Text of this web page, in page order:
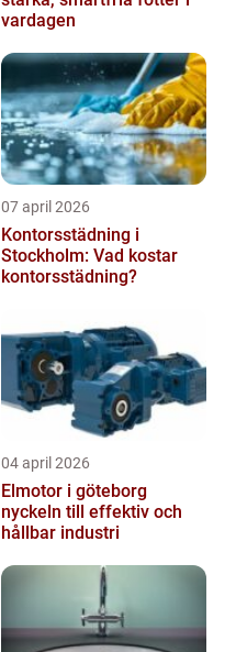
vardagen
07 april 2026
Kontorsstädning i
Stockholm: Vad kostar
kontorsstädning?
04 april 2026
Elmotor i göteborg
nyckeln till effektiv och
hållbar industri